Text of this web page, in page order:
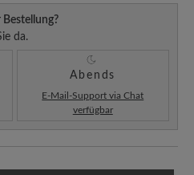
Bestellung?
da.
Abends
E-Mail-Support via Chat
verfügbar